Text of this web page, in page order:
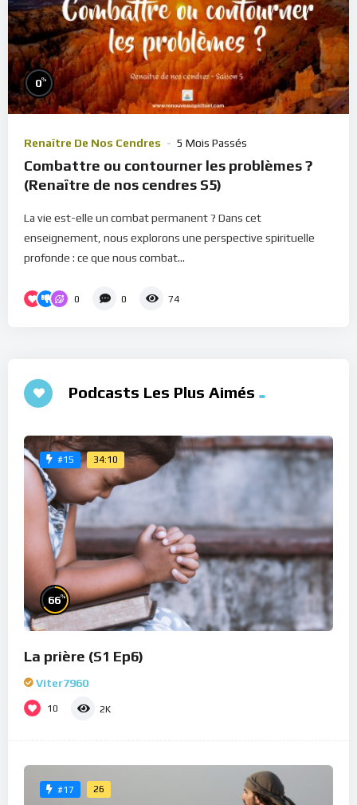
0%
Renaître De Nos Cendres 5 Mois Passés
Combattre ou contourner les problèmes ?
(Renaître de nos cendres S5)
La vie est-elle un combat permanent ? Dans cet
enseignement, nous explorons une perspective spirituelle
profonde : ce que nous combat...
0 0 74
Podcasts Les Plus Aimés
#15 34:10
66%
La prière (S1 Ep6)
Viter7960
10 2K
#17 26